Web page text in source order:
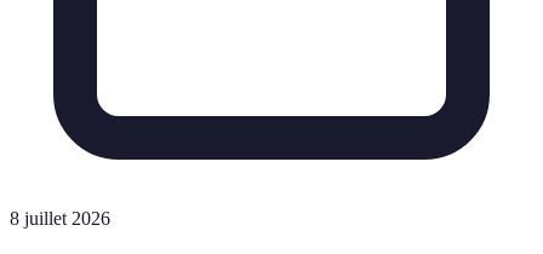
8 juillet 2026